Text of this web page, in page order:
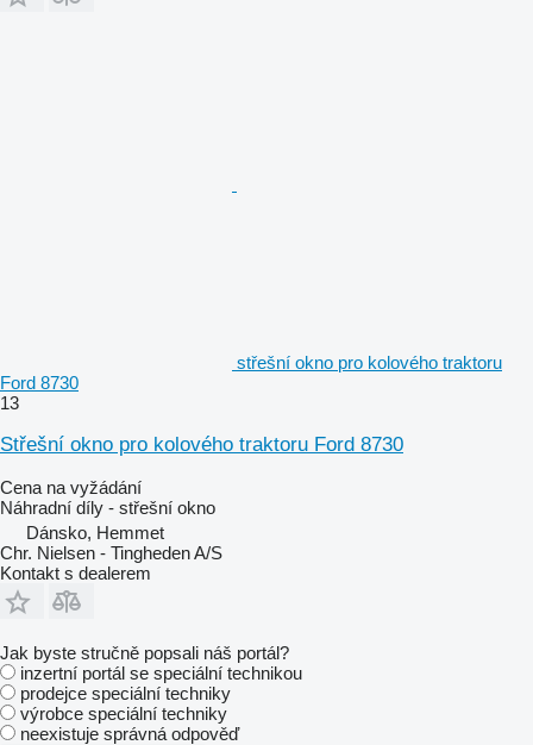
střešní okno pro kolového traktoru
Ford 8730
13
Střešní okno pro kolového traktoru Ford 8730
Cena na vyžádání
Náhradní díly - střešní okno
Dánsko, Hemmet
Chr. Nielsen - Tingheden A/S
Kontakt s dealerem
Jak byste stručně popsali náš portál?
inzertní portál se speciální technikou
prodejce speciální techniky
výrobce speciální techniky
neexistuje správná odpověď